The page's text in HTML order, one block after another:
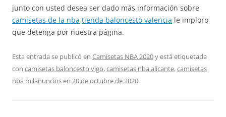
junto con usted desea ser dado más información sobre
camisetas de la nba tienda baloncesto valencia le imploro
que detenga por nuestra página.
Esta entrada se publicó en Camisetas NBA 2020y está etiquetada
con camisetas baloncesto vigo,camisetas nba alicante,camisetas
nba milanunciosen 20 de octubre de 2020.